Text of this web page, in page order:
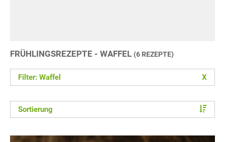
FRÜHLINGSREZEPTE - WAFFEL (6 REZEPTE)
Filter: Waffel X
Sortierung